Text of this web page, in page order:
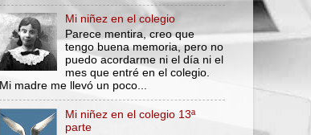
Mi niñez en el colegio
Parece mentira, creo que
tengo buena memoria, pero no
puedo acordarme ni el día ni el
mes que entré en el colegio.
Mi madre me llevó un poco...
Mi niñez en el colegio 13ª
parte